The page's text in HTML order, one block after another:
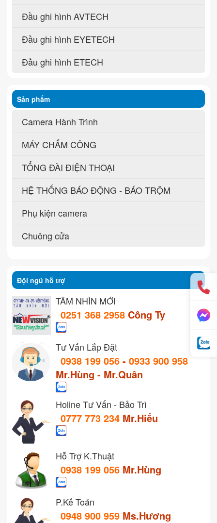
Đầu ghi hình AVTECH
Đầu ghi hình EYETECH
Đầu ghi hình ETECH
Sản phẩm
Camera Hành Trình
MÁY CHẤM CÔNG
TỔNG ĐÀI ĐIỆN THOẠI
HỆ THỐNG BÁO ĐỘNG - BÁO TRỘM
Phụ kiện camera
Chuông cửa
Đội ngũ hỗ trợ
TẦM NHÌN MỚI
0251 368 2958 Công Ty
Tư Vấn Lắp Đặt
0938 199 056 - 0933 900 958
Mr.Hùng - Mr.Quân
Holine Tư Vấn - Bảo Trì
0777 773 234 Mr.Hiếu
Hỗ Trợ K.Thuật
0938 199 056 Mr.Hùng
P.Kế Toán
0948 900 959 Ms.Hương